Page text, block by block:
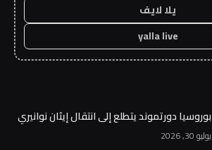
يلا لايف
yalla live
بوروسيا دورتموند يتطلع إلى انتقال إيثان نوانيري
يوليو 30, 2026